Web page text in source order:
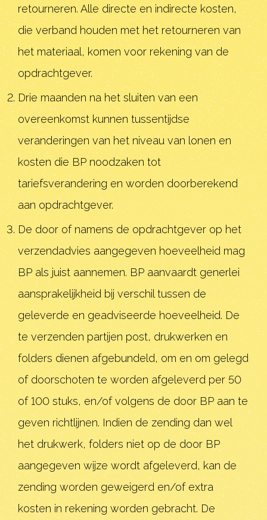
retourneren. Alle directe en indirecte kosten,
die verband houden met het retourneren van
het materiaal, komen voor rekening van de
opdrachtgever.
Drie maanden na het sluiten van een
overeenkomst kunnen tussentijdse
veranderingen van het niveau van lonen en
kosten die BP noodzaken tot
tariefsverandering en worden doorberekend
aan opdrachtgever.
De door of namens de opdrachtgever op het
verzendadvies aangegeven hoeveelheid mag
BP als juist aannemen. BP aanvaardt generlei
aansprakelijkheid bij verschil tussen de
geleverde en geadviseerde hoeveelheid. De
te verzenden partijen post, drukwerken en
folders dienen afgebundeld, om en om gelegd
of doorschoten te worden afgeleverd per 50
of 100 stuks, en/of volgens de door BP aan te
geven richtlijnen. Indien de zending dan wel
het drukwerk, folders niet op de door BP
aangegeven wijze wordt afgeleverd, kan de
zending worden geweigerd en/of extra
kosten in rekening worden gebracht. De